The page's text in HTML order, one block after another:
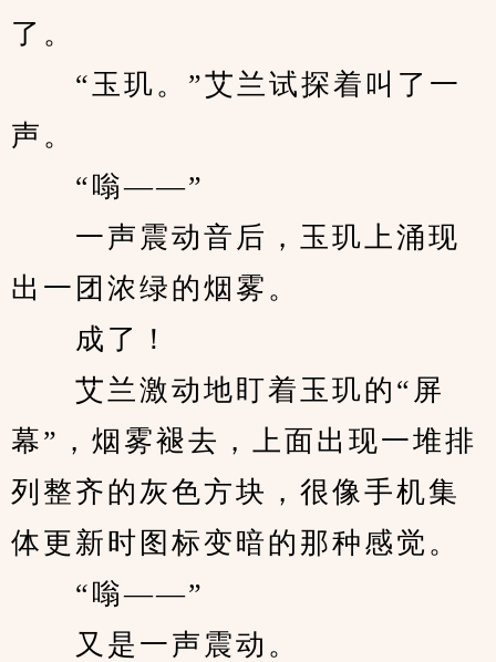
了。
“玉玑。”艾兰试探着叫了一
声。
“嗡——”
一声震动音后，玉玑上涌现
出一团浓绿的烟雾。
成了！
艾兰激动地盯着玉玑的“屏
幕”，烟雾褪去，上面出现一堆排
列整齐的灰色方块，很像手机集
体更新时图标变暗的那种感觉。
“嗡——”
又是一声震动。